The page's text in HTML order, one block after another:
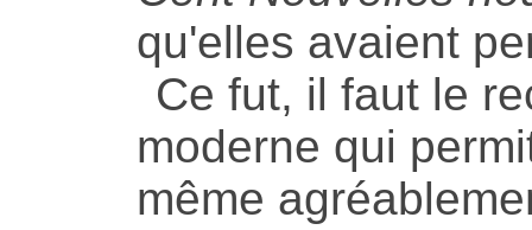
qu'elles avaient
Ce fut, il faut le
moderne qui
même